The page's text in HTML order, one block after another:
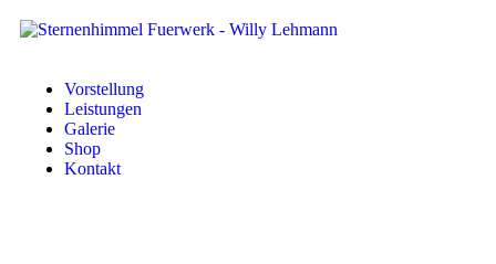
Vorstellung
Leistungen
Galerie
Shop
Kontakt